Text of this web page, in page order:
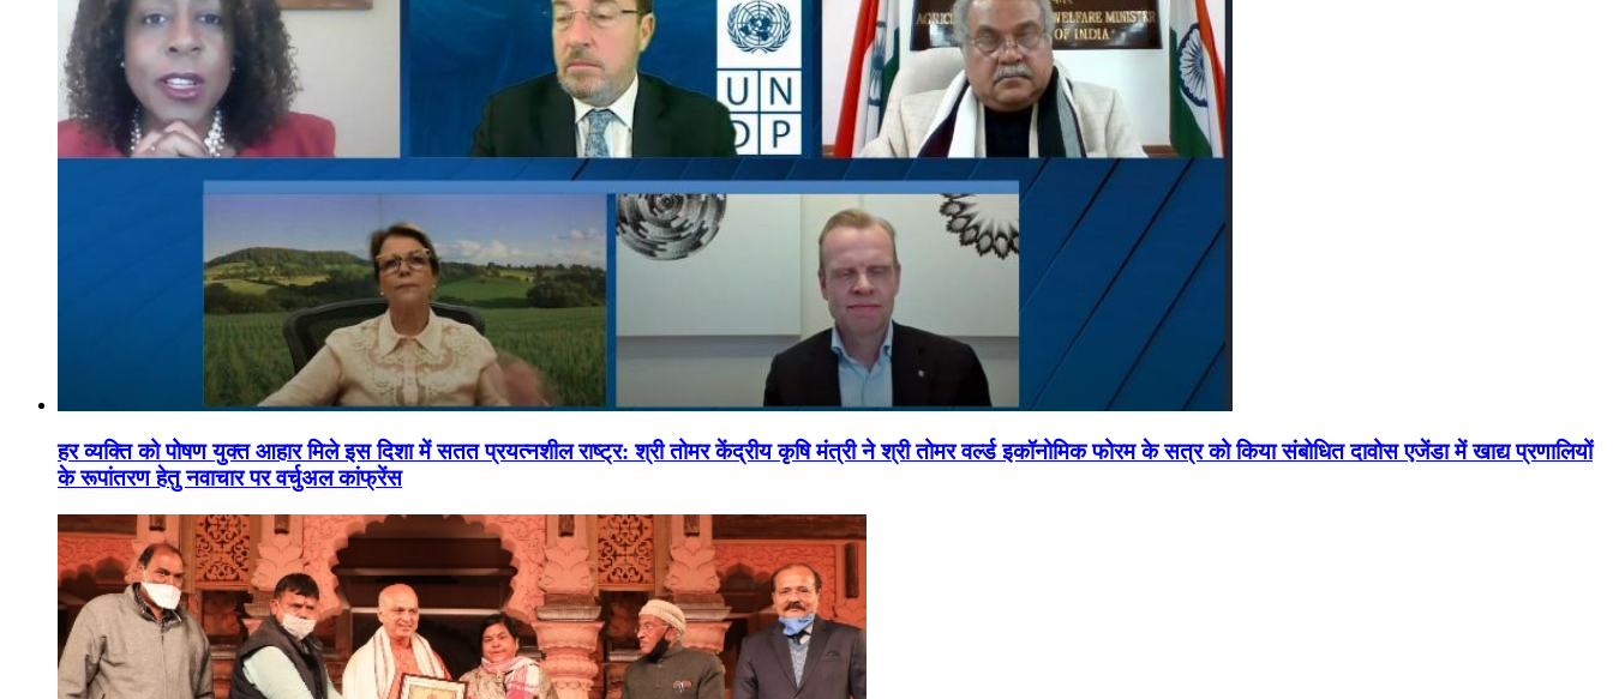
हर व्यक्ति को पोषण युक्त आहार मिले इस दिशा में सतत प्रयत्नशील राष्ट्र: श्री तोमर केंद्रीय कृषि मंत्री ने श्री तोमर वर्ल्ड इकॉनोमिक फोरम के सत्र को किया संबोधित दावोस एजेंडा में खाद्य प्रणालियों
के रूपांतरण हेतु नवाचार पर वर्चुअल कांफ्रेंस